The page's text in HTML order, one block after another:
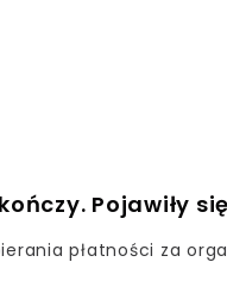
Pojawiły
płatności za